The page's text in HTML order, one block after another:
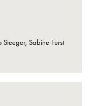
Sabine Fürst